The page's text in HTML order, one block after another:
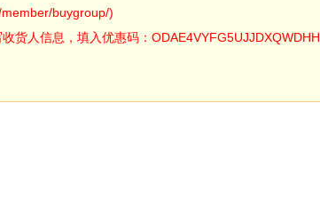
buygroup/)
货人信息，填入优惠码：ODAE4VYFG5UJJDXQWDHH